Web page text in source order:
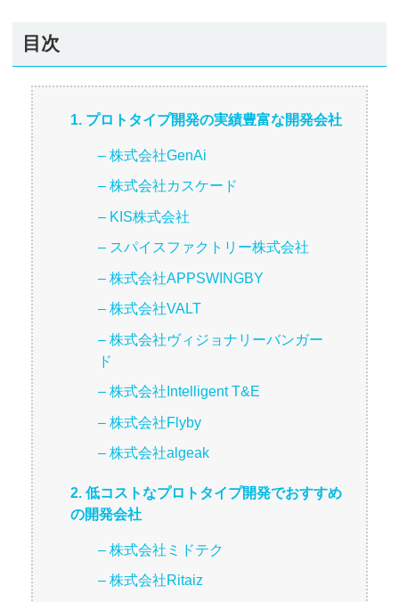
目次
1. プロトタイプ開発の実績豊富な開発会社
– 株式会社GenAi
– 株式会社カスケード
– KIS株式会社
– スパイスファクトリー株式会社
– 株式会社APPSWINGBY
– 株式会社VALT
– 株式会社ヴィジョナリーバンガー
ド
– 株式会社Intelligent T&E
– 株式会社Flyby
– 株式会社algeak
2. 低コストなプロトタイプ開発でおすすめ
の開発会社
– 株式会社ミドテク
– 株式会社Ritaiz